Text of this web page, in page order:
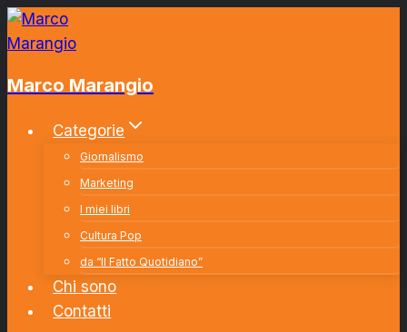
Salta
al
Marco Marangio
Categorie
Giornalismo
Marketing
I miei libri
Cultura Pop
da “Il Fatto Quotidiano”
Chi sono
Contatti